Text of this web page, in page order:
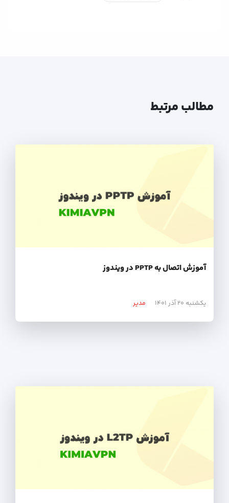
مطالب مرتبط
آموزش اتصال به PPTP در ویندوز
یکشنبه ۲۰ آذر ۱۴۰۱ مدیر